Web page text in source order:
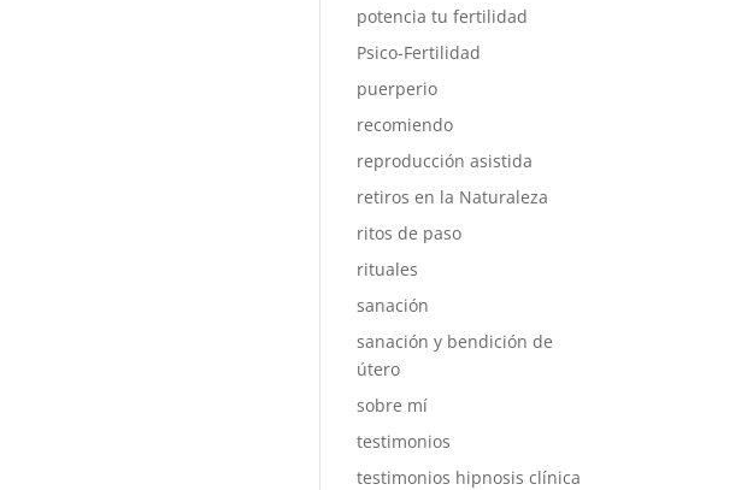
potencia tu fertilidad
Psico-Fertilidad
puerperio
recomiendo
reproducción asistida
retiros en la Naturaleza
ritos de paso
rituales
sanación
sanación y bendición de
útero
sobre mí
testimonios
testimonios hipnosis clínica